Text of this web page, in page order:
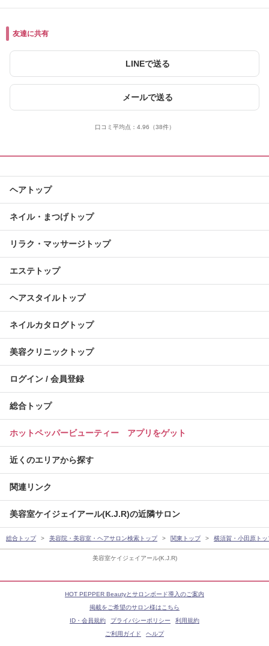
美容室ケイジェイアール(K.J.R)
友達に共有
LINEで送る
メールで送る
口コミ平均点： 4.96 （38件）
ヘアトップ
ネイル・まつげトップ
リラク・マッサージトップ
エステトップ
ヘアスタイルトップ
ネイルカタログトップ
美容クリニックトップ
ログイン / 会員登録
総合トップ
ホットペッパービューティー アプリをゲット
近くのエリアから探す
関連リンク
美容室ケイジェイアール(K.J.R)の近隣サロン
総合トップ 美容院・美容室・ヘアサロン検索トップ 関東トップ 横須賀・小田原トッ
HOT PEPPER Beautyとサロンボード導入のご案内
掲載をご希望のサロン様はこちら
ID・会員規約
プライバシーポリシー
利用規約
ご利用ガイド
ヘルプ